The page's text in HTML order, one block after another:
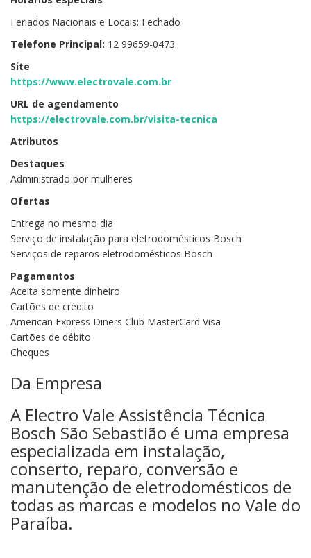
Feriados Nacionais e Locais: Fechado
Telefone Principal: 12 99659-0473
Site
https://www.electrovale.com.br
URL de agendamento
https://electrovale.com.br/visita-tecnica
Atributos
Destaques
Administrado por mulheres
Ofertas
Entrega no mesmo dia
Serviço de instalação para eletrodomésticos Bosch
Serviços de reparos eletrodomésticos Bosch
Pagamentos
Aceita somente dinheiro
Cartões de crédito
American Express Diners Club MasterCard Visa
Cartões de débito
Cheques
Da Empresa
A Electro Vale Assistência Técnica
Bosch São Sebastião é uma empresa
especializada em instalação,
conserto, reparo, conversão e
manutenção de eletrodomésticos de
todas as marcas e modelos no Vale do
Paraíba.